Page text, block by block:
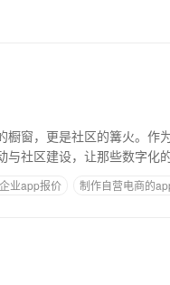
窗，更是社区的篝火。作
社区建设，让那些数字化
业app报价
制作自营电商的